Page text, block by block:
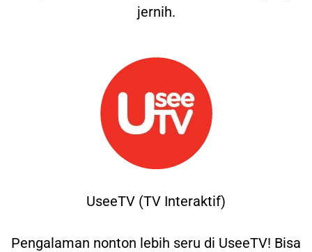
jernih.
UseeTV (TV Interaktif)
Pengalaman nonton lebih seru di UseeTV! Bisa